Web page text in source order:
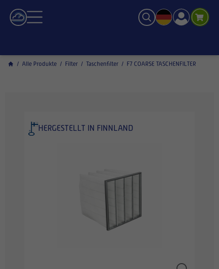
/ Alle Produkte / Filter / Taschenfilter / F7 COARSE TASCHENFILTER
HERGESTELLT IN FINNLAND